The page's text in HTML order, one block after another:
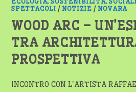
SPETTACOLI /NOTIZIE /NOVARA
WOOD ARC –
TRA
PROSPETTIVA
INCONTRO CON L'ARTISTA